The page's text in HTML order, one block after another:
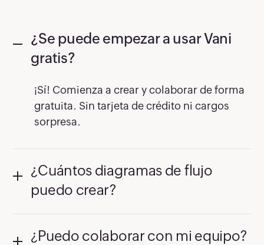
¿Se puede empezar a usar Vani
gratis?
¡Sí! Comienza a crear y colaborar de forma
gratuita. Sin tarjeta de crédito ni cargos
sorpresa.
¿Cuántos diagramas de flujo
puedo crear?
¿Puedo colaborar con mi equipo?